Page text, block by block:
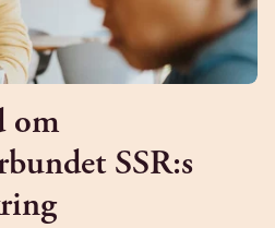
om
SSR:s